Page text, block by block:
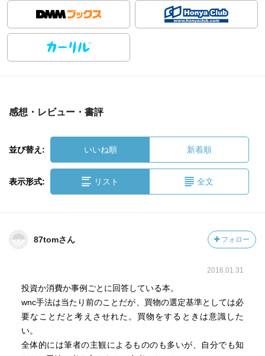
感想・レビュー・書評
並び替え: いいね順 新着順
表示形式: リスト 全文
87tomさん フォロー
2016.01.31
投資か消費か事例ごとに回答している本。
wnc手法は当たり前のことだが、買物の選定基準としては必
要なことだと考えさせれた。買物をするときは意識した
い。
全体的には筆者の主観によるもののも多いが、自分でも知